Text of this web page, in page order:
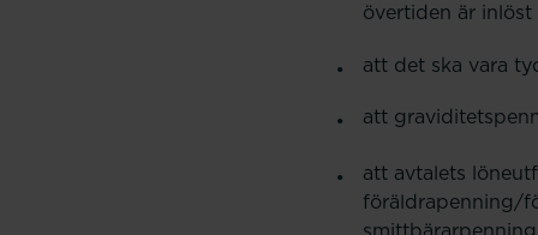
övertiden är inlöst
att det ska vara
att
att avtalets
föräldrapenning/